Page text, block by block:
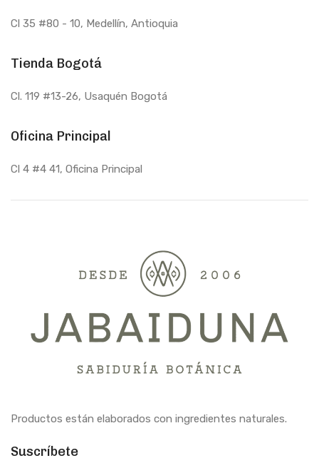
Cl 35 #80 - 10, Medellín, Antioquia
Tienda Bogotá
Cl. 119 #13-26, Usaquén Bogotá
Oficina Principal
Cl 4 #4 41, Oficina Principal
Productos están elaborados con ingredientes naturales.
Suscríbete